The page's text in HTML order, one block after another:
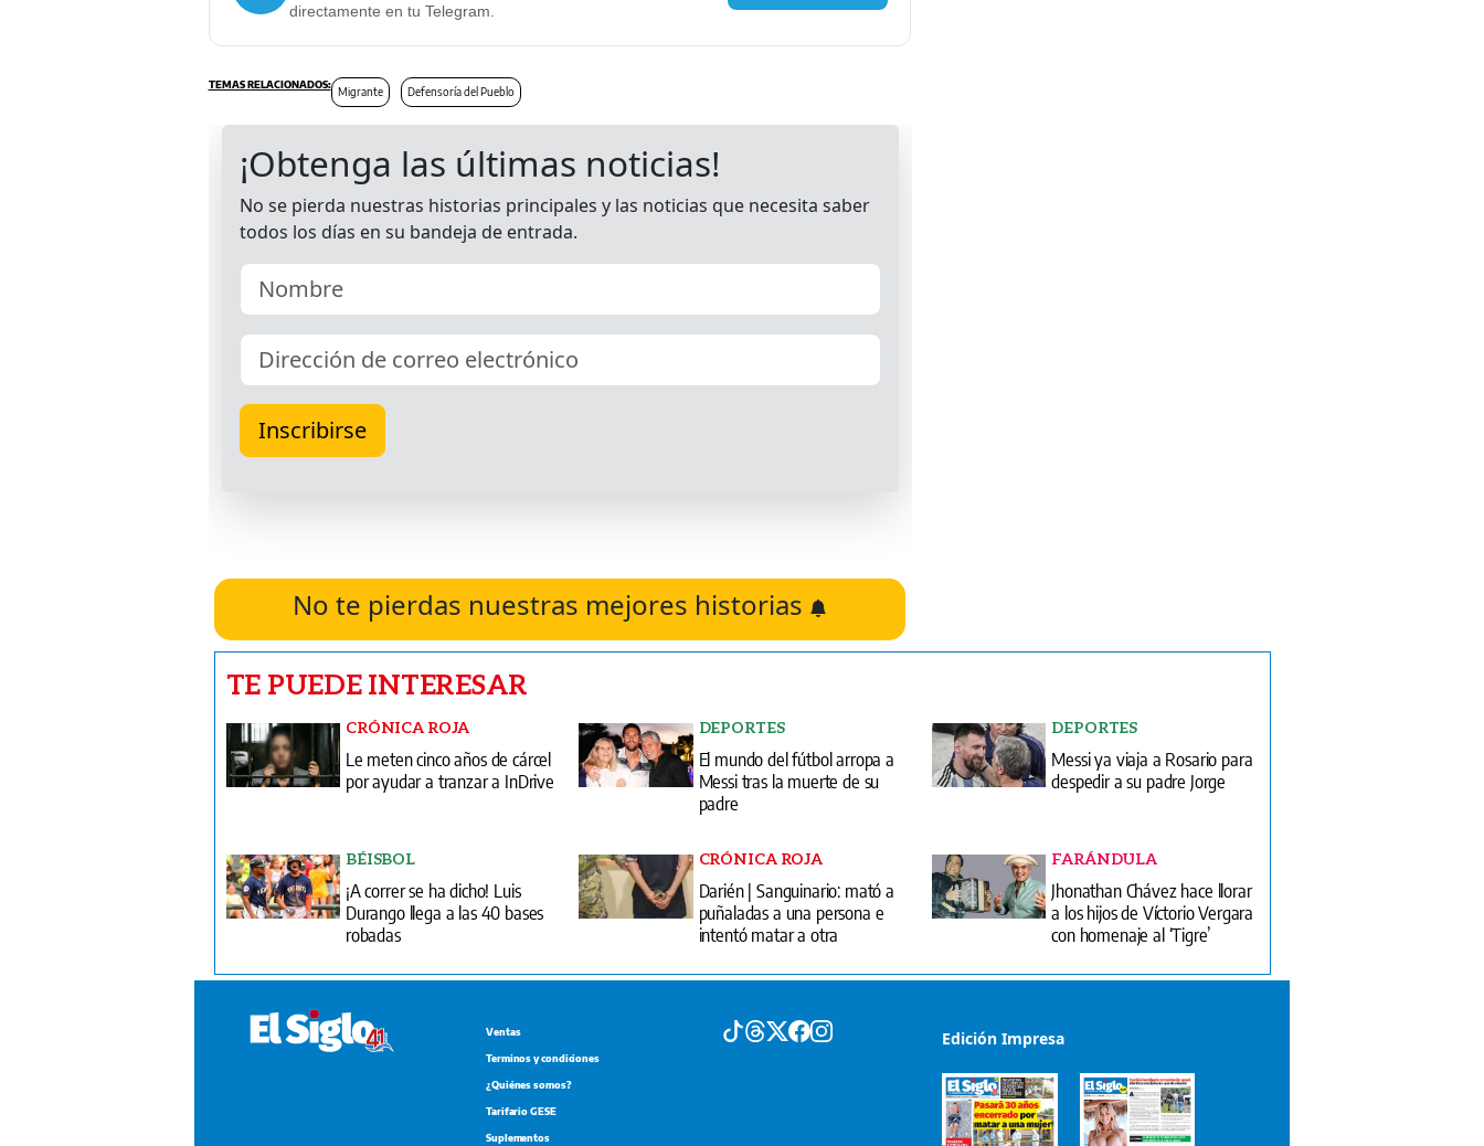
directamente en tu Telegram.
Migrante Defensoría del Pueblo
No te pierdas nuestras mejores historias
TE PUEDE INTERESAR
CRÓNICA ROJA
Le meten cinco años de cárcel
por ayudar a tranzar a InDrive
DEPORTES
El mundo del fútbol arropa a
Messi tras la muerte de su
padre
DEPORTES
Messi ya viaja a Rosario para
despedir a su padre Jorge
BÉISBOL
¡A correr se ha dicho! Luis
Durango llega a las 40 bases
robadas
CRÓNICA ROJA
Darién | Sanguinario: mató a
puñaladas a una persona e
intentó matar a otra
FARÁNDULA
Jhonathan Chávez hace llorar
a los hijos de Víctorio Vergara
con homenaje al ‘Tigre’
Ventas
Terminos y condiciones
¿Quiénes somos?
Tarifario GESE
Suplementos
Edición Impresa